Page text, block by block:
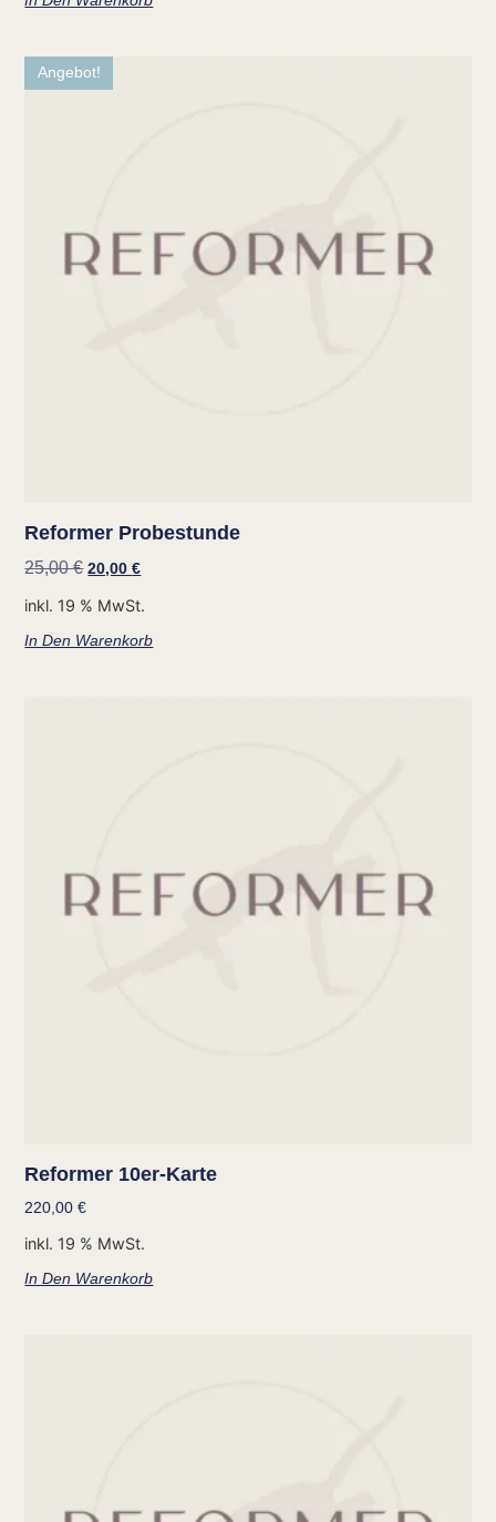
Angebot!
Reformer Probestunde
25,00€ 20,00€
inkl. 19 % MwSt.
In Den Warenkorb
Reformer 10er-Karte
220,00€
inkl. 19 % MwSt.
In Den Warenkorb